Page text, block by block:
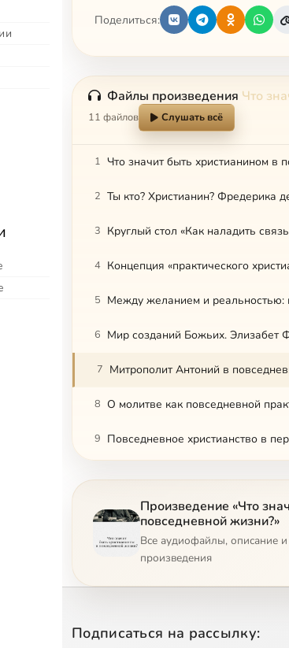
Поделиться:
Файлы произведения Что
11 файлов Слушать всё
1 Что значит быть христианином в
2 Ты кто? Христианин? Фредерика
3
4 Концепция «практического
5 Между желанием и реальностью:
6 Мир созданий Божьих. Элизабет
7 Митрополит Антоний в
8 О молитве как повседневной
9 Повседневное христианство в
11 Вопрос времени в богословии
Произведение «Что
повседневной жизни?»
Все аудиофайлы, описание
произведения
Подписаться на рассылку: